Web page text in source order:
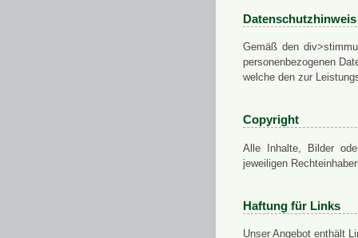
Datenschutzhinweis
Gemäß den
personenbezogenen
welche den zur
Copyright
Alle Inhalte, Bilder
jeweiligen
Haftung für Links
Unser Angebot enthält